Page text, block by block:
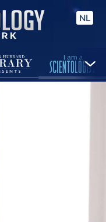
NL